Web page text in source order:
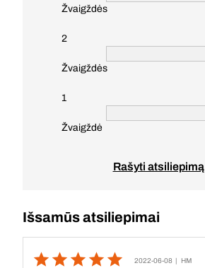
Žvaigždės
2
Žvaigždės
1
Žvaigždė
Rašyti atsiliepimą
Išsamūs atsiliepimai
2022-06-08 | HM